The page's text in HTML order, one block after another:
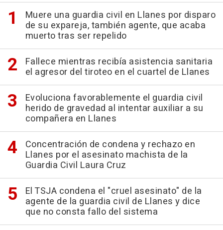
Muere una guardia civil en Llanes por disparo
de su expareja, también agente, que acaba
muerto tras ser repelido
Fallece mientras recibía asistencia sanitaria
el agresor del tiroteo en el cuartel de Llanes
Evoluciona favorablemente el guardia civil
herido de gravedad al intentar auxiliar a su
compañera en Llanes
Concentración de condena y rechazo en
Llanes por el asesinato machista de la
Guardia Civil Laura Cruz
El TSJA condena el "cruel asesinato" de la
agente de la guardia civil de Llanes y dice
que no consta fallo del sistema